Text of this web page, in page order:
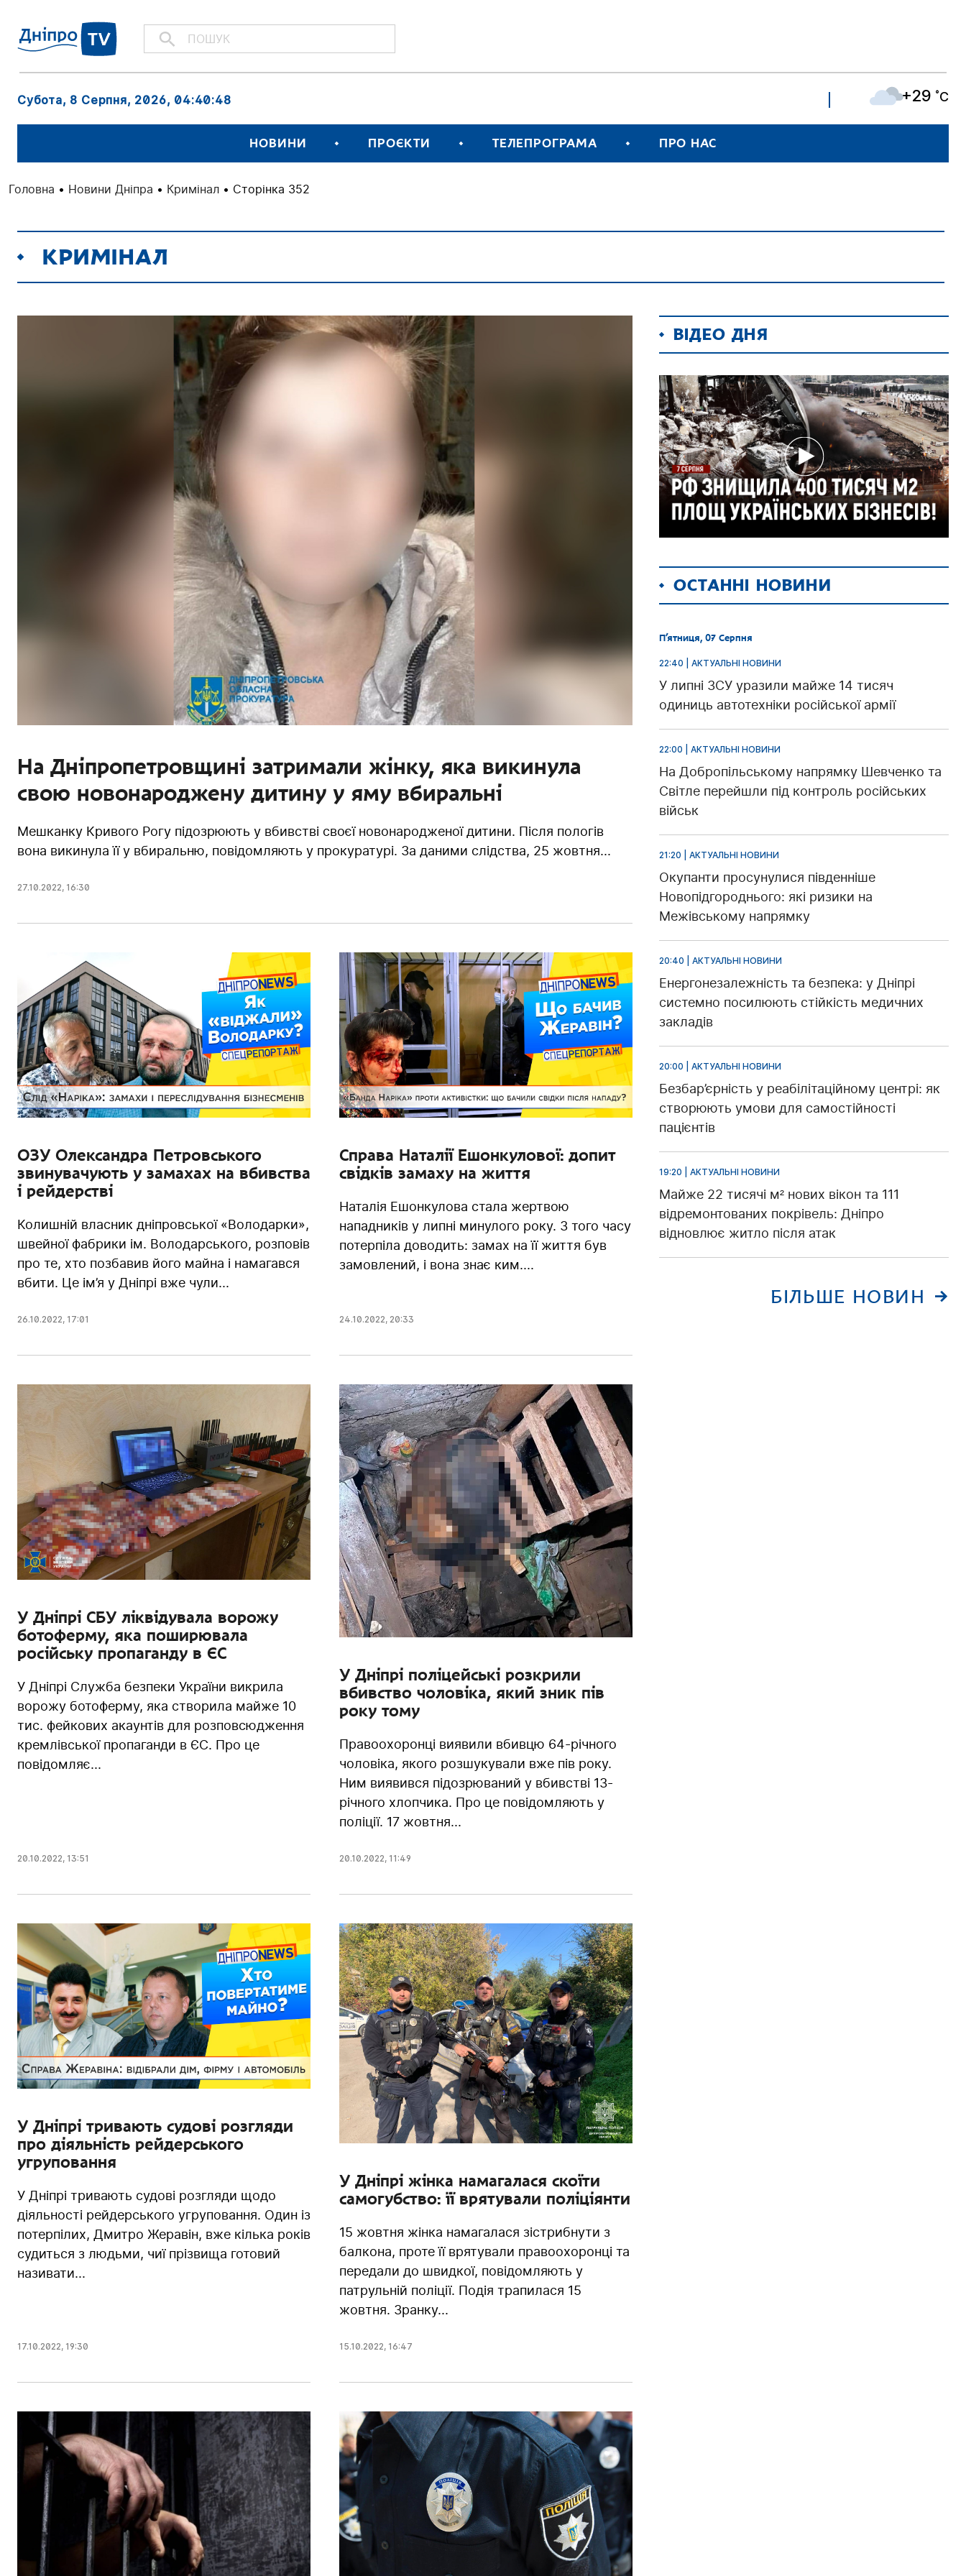
Субота, 8 Серпня, 2026, 04:40:49 +29 ˚C
НОВИНИ ПРОЄКТИ ТЕЛЕПРОГРАМА ПРО НАС
Головна • Новини Дніпра • Кримінал • Сторінка 352
КРИМІНАЛ
На Дніпропетровщині затримали жінку, яка викинула
свою новонароджену дитину у яму вбиральні
Мешканку Кривого Рогу підозрюють у вбивстві своєї новонародженої дитини. Після пологів
вона викинула її у вбиральню, повідомляють у прокуратурі. За даними слідства, 25 жовтня...
27.10.2022, 16:30
ОЗУ Олександра Петровського
звинувачують у замахах на вбивства
і рейдерстві
Колишній власник дніпровської «Володарки»,
швейної фабрики ім. Володарського, розповів
про те, хто позбавив його майна і намагався
вбити. Це ім’я у Дніпрі вже чули...
26.10.2022, 17:01
Справа Наталії Ешонкулової: допит
свідків замаху на життя
Наталія Ешонкулова стала жертвою
нападників у липні минулого року. З того часу
потерпіла доводить: замах на її життя був
замовлений, і вона знає ким....
24.10.2022, 20:33
У Дніпрі СБУ ліквідувала ворожу
ботоферму, яка поширювала
російську пропаганду в ЄС
У Дніпрі Служба безпеки України викрила
ворожу ботоферму, яка створила майже 10
тис. фейкових акаунтів для розповсюдження
кремлівської пропаганди в ЄС. Про це
повідомляє...
20.10.2022, 13:51
У Дніпрі поліцейські розкрили
вбивство чоловіка, який зник пів
року тому
Правоохоронці виявили вбивцю 64-річного
чоловіка, якого розшукували вже пів року.
Ним виявився підозрюваний у вбивстві 13-
річного хлопчика. Про це повідомляють у
поліції. 17 жовтня...
20.10.2022, 11:49
У Дніпрі тривають судові розгляди
про діяльність рейдерського
угруповання
У Дніпрі тривають судові розгляди щодо
діяльності рейдерського угруповання. Один із
потерпілих, Дмитро Жеравін, вже кілька років
судиться з людьми, чиї прізвища готовий
називати...
17.10.2022, 19:30
У Дніпрі жінка намагалася скоїти
самогубство: її врятували поліціянти
15 жовтня жінка намагалася зістрибнути з
балкона, проте її врятували правоохоронці та
передали до швидкої, повідомляють у
патрульній поліції. Подія трапилася 15
жовтня. Зранку...
15.10.2022, 16:47
ВІДЕО ДНЯ
ОСТАННІ НОВИНИ
П’ятниця, 07 Серпня
22:40 | АКТУАЛЬНІ НОВИНИ
У липні ЗСУ уразили майже 14 тисяч
одиниць автотехніки російської армії
22:00 | АКТУАЛЬНІ НОВИНИ
На Добропільському напрямку Шевченко та
Світле перейшли під контроль російських
військ
21:20 | АКТУАЛЬНІ НОВИНИ
Окупанти просунулися південніше
Новопідгороднього: які ризики на
Межівському напрямку
20:40 | АКТУАЛЬНІ НОВИНИ
Енергонезалежність та безпека: у Дніпрі
системно посилюють стійкість медичних
закладів
20:00 | АКТУАЛЬНІ НОВИНИ
Безбар’єрність у реабілітаційному центрі: як
створюють умови для самостійності
пацієнтів
19:20 | АКТУАЛЬНІ НОВИНИ
Майже 22 тисячі м² нових вікон та 111
відремонтованих покрівель: Дніпро
відновлює житло після атак
БІЛЬШЕ НОВИН